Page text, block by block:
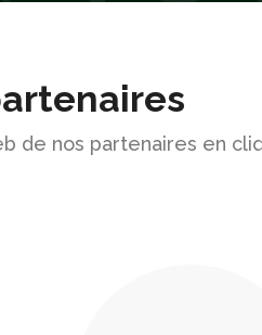
de nos partenaires en